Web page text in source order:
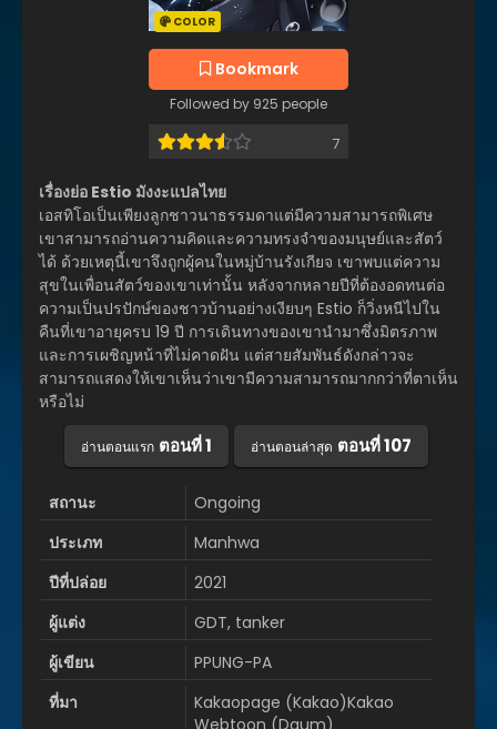
COLOR
Bookmark
Followed by 925 people
7
เรื่องย่อ Estio มังงะแปลไทย
เอสทิโอเป็นเพียงลูกชาวนาธรรมดาแต่มีความสามารถพิเศษ
เขาสามารถอ่านความคิดและความทรงจำของมนุษย์และสัตว์
ได้ ด้วยเหตุนี้เขาจึงถูกผู้คนในหมู่บ้านรังเกียจ เขาพบแต่ความ
สุขในเพื่อนสัตว์ของเขาเท่านั้น หลังจากหลายปีที่ต้องอดทนต่อ
ความเป็นปรปักษ์ของชาวบ้านอย่างเงียบๆ Estio ก็วิ่งหนีไปใน
คืนที่เขาอายุครบ 19 ปี การเดินทางของเขานำมาซึ่งมิตรภาพ
และการเผชิญหน้าที่ไม่คาดฝัน แต่สายสัมพันธ์ดังกล่าวจะ
สามารถแสดงให้เขาเห็นว่าเขามีความสามารถมากกว่าที่ตาเห็น
หรือไม่
อ่านตอนแรก ตอนที่ 1 อ่านตอนล่าสุด ตอนที่ 107
สถานะ
Ongoing
ประเภท
Manhwa
ปีที่ปล่อย
2021
ผู้แต่ง
GDT, tanker
ผู้เขียน
PPUNG-PA
ที่มา
Kakaopage (Kakao)Kakao